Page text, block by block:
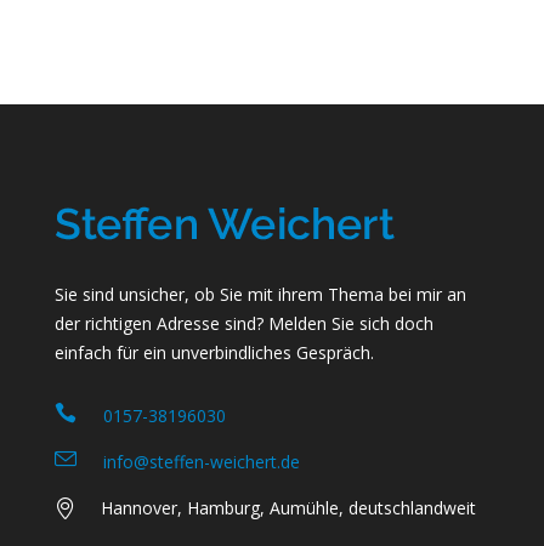
Sie sind unsicher, ob Sie mit ihrem Thema bei mir an
der richtigen Adresse sind? Melden Sie sich doch
einfach für ein unverbindliches Gespräch.
0157-38196030
info@steffen-weichert.de
Hannover, Hamburg, Aumühle, deutschlandweit